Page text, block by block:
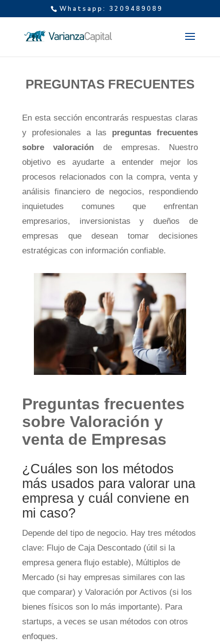
Whatsapp: 3209489089
PREGUNTAS FRECUENTES
En esta sección encontrarás respuestas claras
y profesionales a las preguntas frecuentes
sobre valoración de empresas. Nuestro
objetivo es ayudarte a entender mejor los
procesos relacionados con la compra, venta y
análisis financiero de negocios, respondiendo
inquietudes comunes que enfrentan
empresarios, inversionistas y dueños de
empresas que desean tomar decisiones
estratégicas con información confiable.
Preguntas frecuentes
sobre Valoración y
venta de Empresas
¿Cuáles son los métodos
más usados para valorar una
empresa y cuál conviene en
mi caso?
Depende del tipo de negocio. Hay tres métodos
clave: Flujo de Caja Descontado (útil si la
empresa genera flujo estable), Múltiplos de
Mercado (si hay empresas similares con las
que comparar) y Valoración por Activos (si los
bienes físicos son lo más importante). Para
startups, a veces se usan métodos con otros
enfoques.